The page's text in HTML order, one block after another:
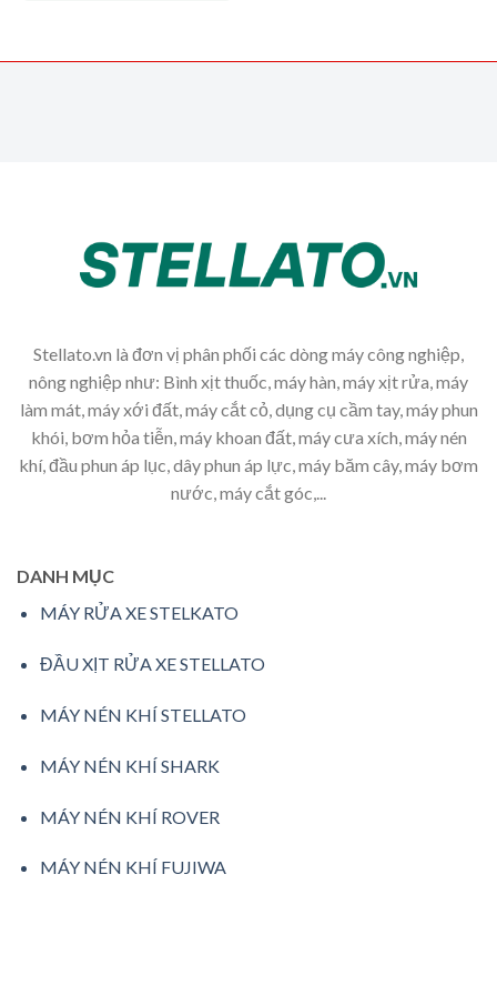
Stellato.vn là đơn vị phân phối các dòng máy công nghiệp,
nông nghiệp như: Bình xịt thuốc, máy hàn, máy xịt rửa, máy
làm mát, máy xới đất, máy cắt cỏ, dụng cụ cầm tay, máy phun
khói, bơm hỏa tiễn, máy khoan đất, máy cưa xích, máy nén
khí, đầu phun áp lục, dây phun áp lực, máy băm cây, máy bơm
nước, máy cắt góc,...
DANH MỤC
MÁY RỬA XE STELKATO
ĐẦU XỊT RỬA XE STELLATO
MÁY NÉN KHÍ STELLATO
MÁY NÉN KHÍ SHARK
MÁY NÉN KHÍ ROVER
MÁY NÉN KHÍ FUJIWA